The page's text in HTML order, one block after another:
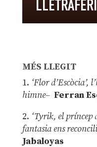
MÉS LLEGIT
1. ‘Flor d’Escòcia’,
himne– Ferran
2. ‘Tyrik, el príncep
fantasia ens
Jabaloyas